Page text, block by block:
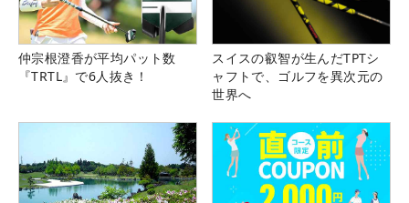
仲宗根澄香が平均パット数
『TRTL』で6人抜き！
スイスの叡智が生んだTPTシ
ャフトで、ゴルフを異次元の
世界へ